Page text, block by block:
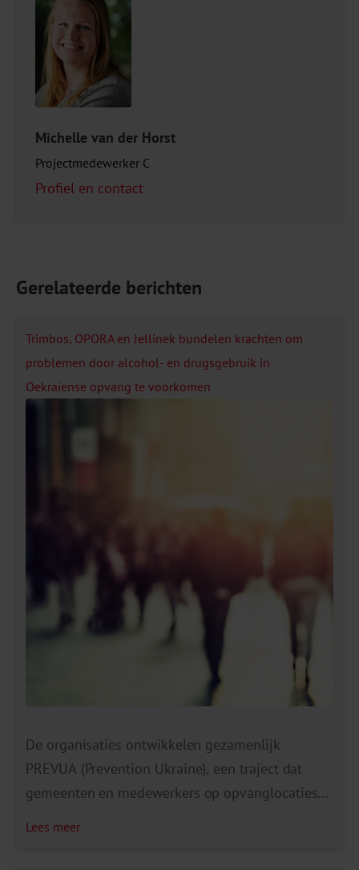
Michelle van der Horst
Projectmedewerker C
Profiel en contact
Gerelateerde berichten
Trimbos, OPORA en Jellinek bundelen krachten om
problemen door alcohol- en drugsgebruik in
Oekraïense opvang te voorkomen
De organisaties ontwikkelen gezamenlijk
PREVUA (Prevention Ukraine), een traject dat
gemeenten en medewerkers op opvanglocaties
Lees meer